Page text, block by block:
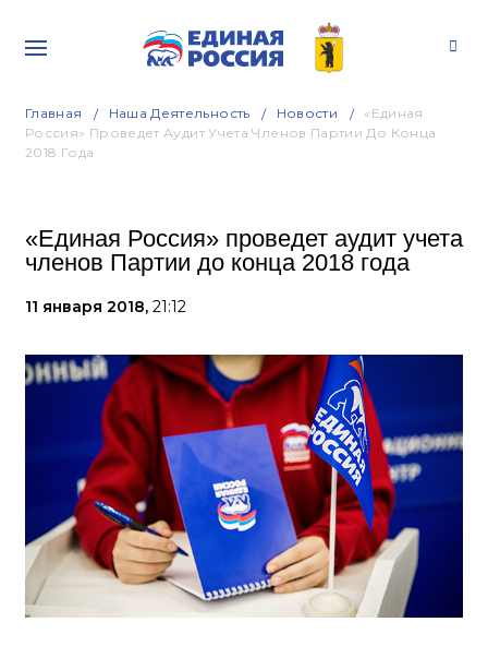
Главная Наша Деятельность Новости
«Единая
Россия» Проведет Аудит Учета Членов Партии До Конца
2018 Года
«Единая Россия» проведет аудит учета
членов Партии до конца 2018 года
11 января 2018, 21:12